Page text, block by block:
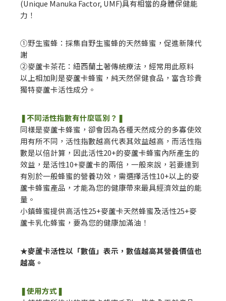
(Unique Manuka Factor, UMF)具有相當的身體保健能
力！
①野生蜜蜂：採集自野生蜜蜂的天然蜂蜜，促進新陳代
謝
②麥蘆卡茶花：紐西蘭土著傳統療法，經常用此原料
以上相加則是麥蘆卡蜂蜜，純天然保健食品，富含珍貴
獨特麥蘆卡活性成分。
❚不同活性指數有什麼區別？❚
同樣是麥蘆卡蜂蜜，卻會因為各種天然成分的多寡使效
用有所不同，活性指數越高代表其效益越高，而活性指
數是以倍計算，因此活性20+的麥蘆卡蜂蜜內所產生的
效益，是活性10+麥蘆卡的兩倍，一般來說，若要達到
有別於一般蜂蜜的營養功效，需選擇活性10+以上的麥
蘆卡蜂蜜產品，才能為您的健康帶來最具經濟效益的能
量。
小鎮蜂蜜提供高活性25+麥蘆卡天然蜂蜜及活性25+麥
蘆卡乳化蜂蜜，要為您的健康加滿油！
★麥蘆卡活性以「數值」表示，數值越高其營養價值也
越高。
❚使用方式❚